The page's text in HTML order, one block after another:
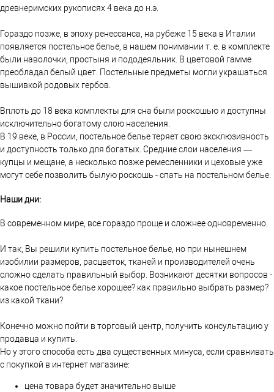
древнеримских рукописях 4 века до н.э.
Гораздо позже, в эпоху ренессанса, на рубеже 15 века в Италии
появляется постельное белье, в нашем понимании т. е. в комплекте
были наволочки, простыня и пододеяльник. В цветовой гамме
преобладал белый цвет. Постельные предметы могли украшаться
вышивкой родовых гербов.
Вплоть до 18 века комплекты для сна были роскошью и доступны
исключительно богатому слою населения.
В 19 веке, в России, постельное белье теряет свою эксклюзивность
и доступность только для богатых. Средние слои населения —
купцы и мещане, а несколько позже ремесленники и цеховые уже
могут себе позволить былую роскошь - спать на постельном белье.
Наши дни:
В современном мире, все гораздо проще и сложнее одновременно.
И так, Вы решили купить постельное белье, но при нынешнем
изобилии размеров, расцветок, тканей и производителей очень
сложно сделать правильный выбор. Возникают десятки вопросов -
какое постельное белье хорошее? как правильно выбрать размер?
из какой ткани?
Конечно можно пойти в торговый центр, получить консультацию у
продавца и купить.
Но у этого способа есть два существенных минуса, если сравнивать
с покупкой в интернет магазине:
цена товара будет значительно выше